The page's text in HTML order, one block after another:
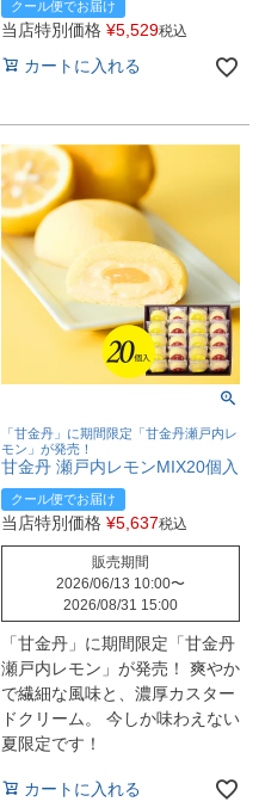
クール便でお届け
当店特別価格 ¥5,529税込
カートに入れる
「甘金丹」に期間限定「甘金丹瀬戸内レ
モン」が発売！
甘金丹 瀬戸内レモンMIX20個入
クール便でお届け
当店特別価格 ¥5,637税込
販売期間
2026/06/13 10:00〜
2026/08/31 15:00
「甘金丹」に期間限定「甘金丹
瀬戸内レモン」が発売！ 爽やか
で繊細な風味と、濃厚カスター
ドクリーム。 今しか味わえない
夏限定です！
カートに入れる